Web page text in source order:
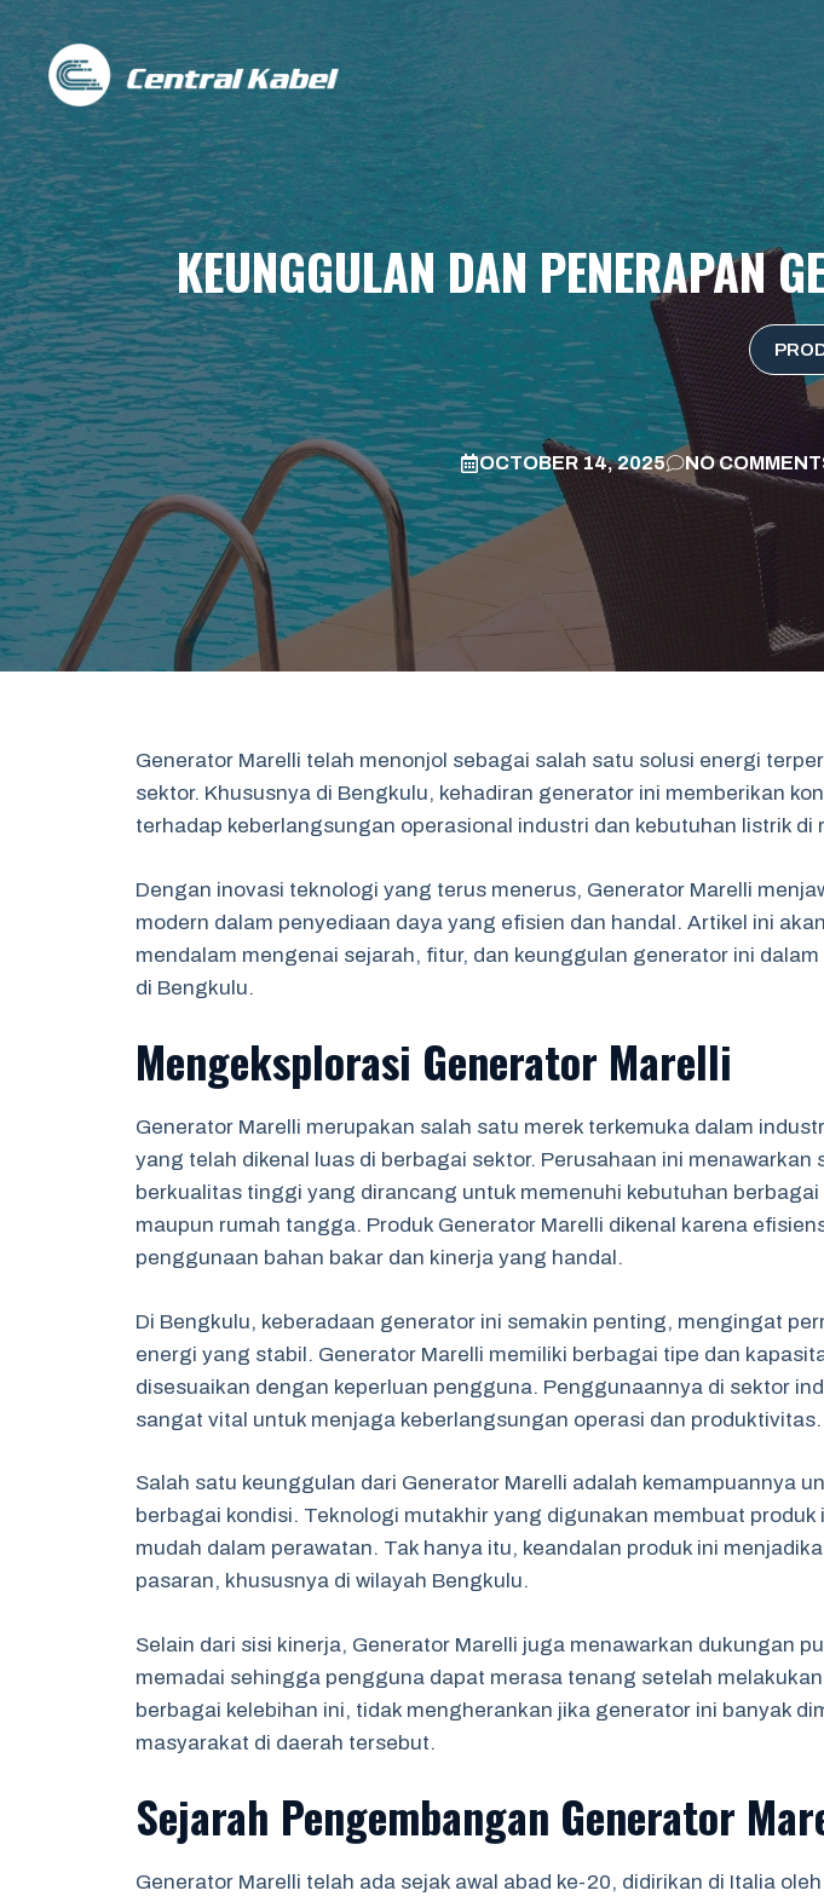
Skip
to
content
KEUNGGULAN DAN PENERAPAN
OCTOBER 14, 2025 NO
Generator Marelli telah menonjol sebagai salah satu solusi energi
sektor. Khususnya di Bengkulu, kehadiran generator ini memberikan
terhadap keberlangsungan operasional industri dan kebutuhan listrik di
Dengan inovasi teknologi yang terus menerus, Generator Marelli
modern dalam penyediaan daya yang efisien dan handal. Artikel ini
mendalam mengenai sejarah, fitur, dan keunggulan generator ini
di Bengkulu.
Mengeksplorasi Generator Marelli
Generator Marelli merupakan salah satu merek terkemuka dalam
yang telah dikenal luas di berbagai sektor. Perusahaan ini menawarkan
berkualitas tinggi yang dirancang untuk memenuhi kebutuhan
maupun rumah tangga. Produk Generator Marelli dikenal karena
penggunaan bahan bakar dan kinerja yang handal.
Di Bengkulu, keberadaan generator ini semakin penting, mengingat
energi yang stabil. Generator Marelli memiliki berbagai tipe dan
disesuaikan dengan keperluan pengguna. Penggunaannya di sektor
sangat vital untuk menjaga keberlangsungan operasi dan produktivitas.
Salah satu keunggulan dari Generator Marelli adalah kemampuannya
berbagai kondisi. Teknologi mutakhir yang digunakan membuat produk
mudah dalam perawatan. Tak hanya itu, keandalan produk ini
pasaran, khususnya di wilayah Bengkulu.
Selain dari sisi kinerja, Generator Marelli juga menawarkan dukungan
memadai sehingga pengguna dapat merasa tenang setelah
berbagai kelebihan ini, tidak mengherankan jika generator ini banyak
masyarakat di daerah tersebut.
Sejarah Pengembangan Generator
Generator Marelli telah ada sejak awal abad ke-20, didirikan di Italia